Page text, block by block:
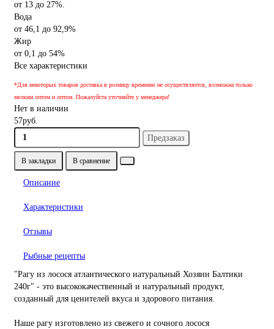
от 13 до 27%.
Вода
от 46,1 до 92,9%
Жир
от 0,1 до 54%
Все характеристики
*Для некоторых товаров доставка в розницу временно не осуществляется, возможна только
мелким оптом и оптом. Пожалуйста уточняйте у менеджера!
Нет в наличии
57руб.
Предзаказ
В закладки В сравнение
Описание
Характеристики
Отзывы
Рыбные рецепты
"Рагу из лосося атлантического натуральный Хозяин Балтики
240г" - это высококачественный и натуральный продукт,
созданный для ценителей вкуса и здорового питания.
Наше рагу изготовлено из свежего и сочного лосося